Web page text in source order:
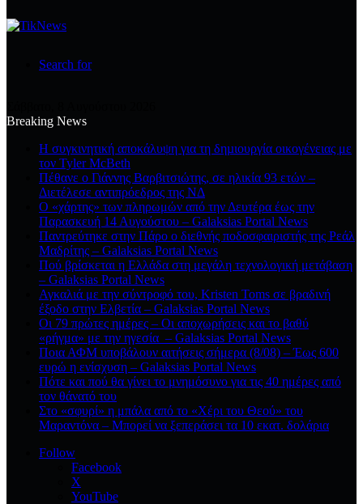
Search for
Breaking News
Η συγκινητική αποκάλυψη για τη δηµιουργία οικογένειας με
τον Tyler McBeth
Πέθανε ο Γιάννης Βαρβιτσιώτης, σε ηλικία 93 ετών –
Διετέλεσε αντιπρόεδρος της ΝΔ
Ο «χάρτης» των πληρωμών από την Δευτέρα έως την
Παρασκευή 14 Αυγούστου – Galaksias Portal News
Παντρεύτηκε στην Πάρο ο διεθνής ποδοσφαιριστής της Ρεάλ
Μαδρίτης – Galaksias Portal News
Πού βρίσκεται η Ελλάδα στη μεγάλη τεχνολογική μετάβαση
– Galaksias Portal News
Αγκαλιά με την σύντροφό του, Kristen Toms σε βραδινή
έξοδο στην Ελβετία – Galaksias Portal News
Οι 79 πρώτες ημέρες – Οι αποχωρήσεις και το βαθύ
«ρήγμα» με την ηγεσία – Galaksias Portal News
Ποια ΑΦΜ υποβάλουν αιτήσεις σήμερα (8/08) – Έως 600
ευρώ η ενίσχυση – Galaksias Portal News
Πότε και πού θα γίνει το μνημόσυνο για τις 40 ημέρες από
τον θάνατό του
Στο «σφυρί» η μπάλα από το «Χέρι του Θεού» του
Μαραντόνα – Μπορεί να ξεπεράσει τα 10 εκατ. δολάρια
Follow
Facebook
X
YouTube